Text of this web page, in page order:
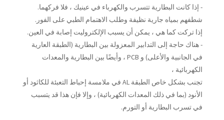
- إذا كانت البطارية تتسرب والكهرباء في عينيك ، فلا فركهما.
شطفهم بمياه جارية نظيفة وطلب الاهتمام الطبي على الفور.
إذا تركت كما هي ، يمكن أن يسبب الإلكتروليت إصابة في العين.
- هناك حاجة إلى التدابير المعزولة بين البطارية (الطبقة العارية
في الجانبية والأعلى) و PCB ، وأيضًا بين البطارية والمعدات
الكهربائية ،
تجنب بشكل خاص الطبقة AL في ملامسة إحباط التعبئة للكاثود أو
الأنود (بما في ذلك المعدات الكهربائية) ، وإلا فإن هذا قد يتسبب
في تسرب البطارية أو التورم.